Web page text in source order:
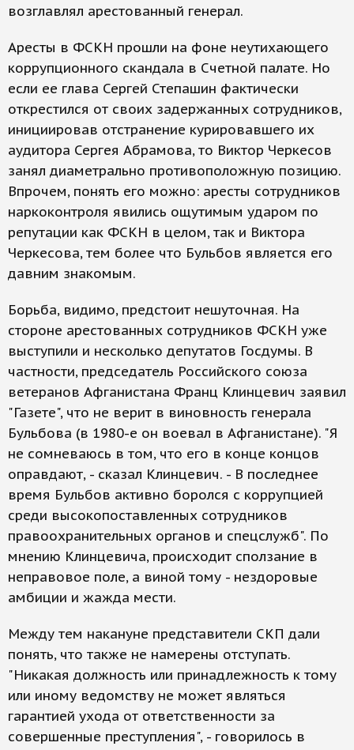
возглавлял арестованный генерал.
Аресты в ФСКН прошли на фоне неутихающего
коррупционного скандала в Счетной палате. Но
если ее глава Сергей Степашин фактически
открестился от своих задержанных сотрудников,
инициировав отстранение курировавшего их
аудитора Сергея Абрамова, то Виктор Черкесов
занял диаметрально противоположную позицию.
Впрочем, понять его можно: аресты сотрудников
наркоконтроля явились ощутимым ударом по
репутации как ФСКН в целом, так и Виктора
Черкесова, тем более что Бульбов является его
давним знакомым.
Борьба, видимо, предстоит нешуточная. На
стороне арестованных сотрудников ФСКН уже
выступили и несколько депутатов Госдумы. В
частности, председатель Российского союза
ветеранов Афганистана Франц Клинцевич заявил
"Газете", что не верит в виновность генерала
Бульбова (в 1980-е он воевал в Афганистане). "Я
не сомневаюсь в том, что его в конце концов
оправдают, - сказал Клинцевич. - В последнее
время Бульбов активно боролся с коррупцией
среди высокопоставленных сотрудников
правоохранительных органов и спецслужб". По
мнению Клинцевича, происходит сползание в
неправовое поле, а виной тому - нездоровые
амбиции и жажда мести.
Между тем накануне представители СКП дали
понять, что также не намерены отступать.
"Никакая должность или принадлежность к тому
или иному ведомству не может являться
гарантией ухода от ответственности за
совершенные преступления", - говорилось в